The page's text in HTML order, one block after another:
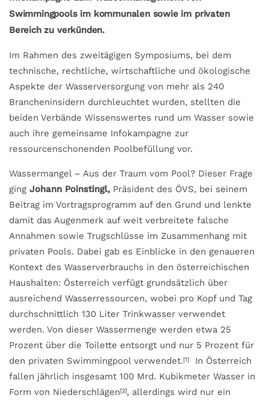
Swimmingpools im kommunalen sowie im privaten
Bereich zu verkünden.
Im Rahmen des zweitägigen Symposiums, bei dem
technische, rechtliche, wirtschaftliche und ökologische
Aspekte der Wasserversorgung von mehr als 240
Brancheninsidern durchleuchtet wurden, stellten die
beiden Verbände Wissenswertes rund um Wasser sowie
auch ihre gemeinsame Infokampagne zur
ressourcenschonenden Poolbefüllung vor.
Wassermangel – Aus der Traum vom Pool? Dieser Frage
ging Johann Poinstingl, Präsident des ÖVS, bei seinem
Beitrag im Vortragsprogramm auf den Grund und lenkte
damit das Augenmerk auf weit verbreitete falsche
Annahmen sowie Trugschlüsse im Zusammenhang mit
privaten Pools. Dabei gab es Einblicke in den genaueren
Kontext des Wasserverbrauchs in den österreichischen
Haushalten: Österreich verfügt grundsätzlich über
ausreichend Wasserressourcen, wobei pro Kopf und Tag
durchschnittlich 130 Liter Trinkwasser verwendet
werden. Von dieser Wassermenge werden etwa 25
Prozent über die Toilette entsorgt und nur 5 Prozent für
den privaten Swimmingpool verwendet.[1]
In Österreich
fallen jährlich insgesamt 100 Mrd. Kubikmeter Wasser in
Form von Niederschlägen[2], allerdings wird nur ein